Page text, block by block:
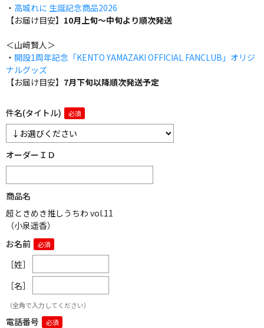
・ 高城れに 生誕記念商品2026
【お届け目安】 10月上旬～中旬より順次発送
＜山﨑賢人＞
・ 開設1周年記念「KENTO YAMAZAKI OFFICIAL FANCLUB」オリジ
ナルグッズ
【お届け目安】 7月下旬以降順次発送予定
件名(タイトル)
オーダーＩＤ
商品名
超ときめき推しうちわ vol.11
（小泉遥香）
お名前
［姓］
［名］
（全角で入力してください）
電話番号